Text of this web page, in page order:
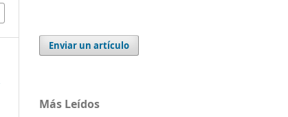
Enviar un artículo
Más Leídos